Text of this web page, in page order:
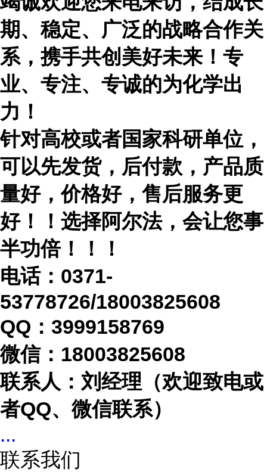
期、稳定、广泛的战略合作关
系，携手共创美好未来！专
业、专注、专诚的为化学出
力！
针对高校或者国家科研单位，
可以先发货，后付款，产品质
量好，价格好，售后服务更
好！！选择阿尔法，会让您事
半功倍！！！
电话： 0371-
53778726/18003825608
QQ：3999158769
微信： 18003825608
联系人：刘经理（欢迎致电或
者QQ、微信联系）
...
联系我们